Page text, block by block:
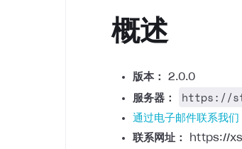
概述
版本：
2.0.0
服务器：
https://
通过电子邮件联系我们
联系网址：
https://